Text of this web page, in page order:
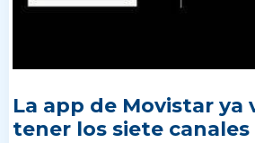
La app de Movistar ya
tener los siete canales